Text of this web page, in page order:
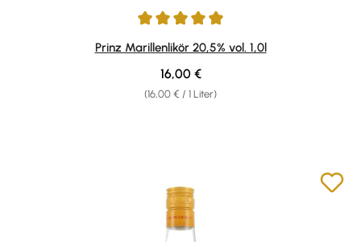
Durchschnittliche Bewertung von 4.88 von 5 Sternen
Prinz Marillenlikör 20,5% vol. 1,0l
(16,00 € / 1 Liter)
Regulärer Preis:
16,00 €